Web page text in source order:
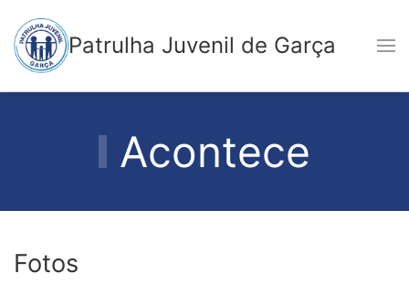
Patrulha Juvenil de Garça
Acontece
Fotos